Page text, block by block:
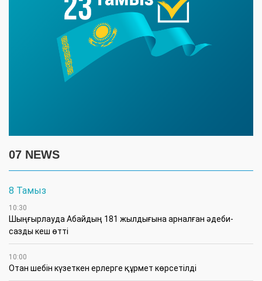
07 NEWS
8 Тамыз
10:30
Шыңғырлауда Абайдың 181 жылдығына арналған әдеби-
сазды кеш өтті
10:00
Отан шебін күзеткен ерлерге құрмет көрсетілді